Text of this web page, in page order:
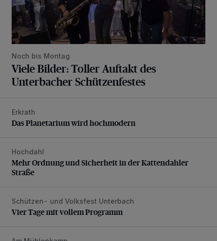
Noch bis Montag
Viele Bilder: Toller Auftakt des
Unterbacher Schützenfestes
Das Planetarium wird hochmodern
Erkrath
Das Planetarium wird hochmodern
Mehr Ordnung und Sicherheit in der Kattendahler Straße
Hochdahl
Mehr Ordnung und Sicherheit in der Kattendahler
Straße
Vier Tage mit vollem Programm
Schützen- und Volksfest Unterbach
Vier Tage mit vollem Programm